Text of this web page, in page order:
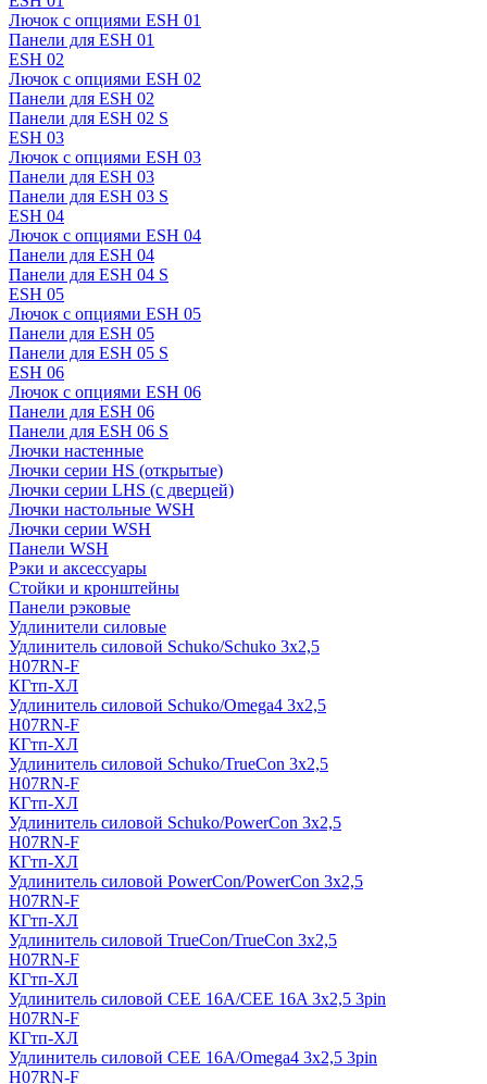
Лючок с опциями ESH 01
Панели для ESH 01
ESH 02
Лючок с опциями ESH 02
Панели для ESH 02
Панели для ESH 02 S
ESH 03
Лючок с опциями ESH 03
Панели для ESH 03
Панели для ESH 03 S
ESH 04
Лючок с опциями ESH 04
Панели для ESH 04
Панели для ESH 04 S
ESH 05
Лючок с опциями ESH 05
Панели для ESH 05
Панели для ESH 05 S
ESH 06
Лючок с опциями ESH 06
Панели для ESH 06
Панели для ESH 06 S
Лючки настенные
Лючки серии HS (открытые)
Лючки серии LHS (с дверцей)
Лючки настольные WSH
Лючки серии WSH
Панели WSH
Рэки и аксессуары
Стойки и кронштейны
Панели рэковые
Удлинители силовые
Удлинитель силовой Schuko/Schuko 3х2,5
H07RN-F
КГтп-ХЛ
Удлинитель силовой Schuko/Omega4 3х2,5
H07RN-F
КГтп-ХЛ
Удлинитель силовой Schuko/TrueCon 3х2,5
H07RN-F
КГтп-ХЛ
Удлинитель силовой Schuko/PowerCon 3х2,5
H07RN-F
КГтп-ХЛ
Удлинитель силовой PowerCon/PowerCon 3х2,5
H07RN-F
КГтп-ХЛ
Удлинитель силовой TrueCon/TrueCon 3х2,5
H07RN-F
КГтп-ХЛ
Удлинитель силовой CEE 16A/CEE 16A 3х2,5 3pin
H07RN-F
КГтп-ХЛ
Удлинитель силовой CEE 16A/Omega4 3х2,5 3pin
H07RN-F